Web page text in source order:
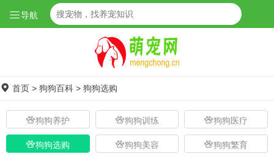
导航
首页 > 狗狗百科 > 狗狗选购
狗狗养护 狗狗训练 狗狗医疗
狗狗选购 狗狗美容 狗狗繁育